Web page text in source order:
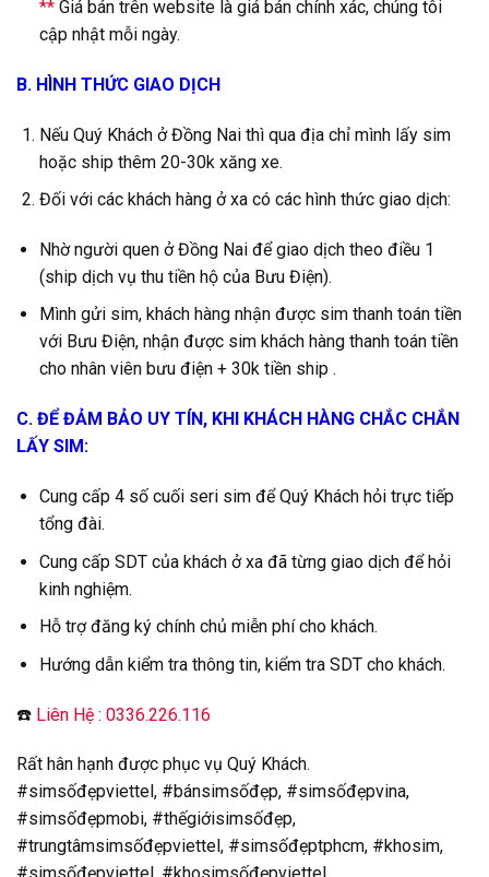
**Giá bán trên website là giá bán chính xác, chúng tôi
cập nhật mỗi ngày.
B. HÌNH THỨC GIAO DỊCH
Nếu Quý Khách ở Đồng Nai thì qua địa chỉ mình lấy sim
hoặc ship thêm 20-30k xăng xe.
Đối với các khách hàng ở xa có các hình thức giao dịch:
Nhờ người quen ở Đồng Nai để giao dịch theo điều 1
(ship dịch vụ thu tiền hộ của Bưu Điện).
Mình gửi sim, khách hàng nhận được sim thanh toán tiền
với Bưu Điện, nhận được sim khách hàng thanh toán tiền
cho nhân viên bưu điện + 30k tiền ship .
C. ĐỂ ĐẢM BẢO UY TÍN, KHI KHÁCH HÀNG CHẮC CHẮN
LẤY SIM:
Cung cấp 4 số cuối seri sim để Quý Khách hỏi trực tiếp
tổng đài.
Cung cấp SDT của khách ở xa đã từng giao dịch để hỏi
kinh nghiệm.
Hỗ trợ đăng ký chính chủ miễn phí cho khách.
Hướng dẫn kiểm tra thông tin, kiểm tra SDT cho khách.
☎️ Liên Hệ : 0336.226.116
Rất hân hạnh được phục vụ Quý Khách.
#simsốđẹpviettel, #bánsimsốđẹp, #simsốđẹpvina,
#simsốđẹpmobi, #thếgiớisimsốđẹp,
#trungtâmsimsốđẹpviettel, #simsốđẹptphcm, #khosim,